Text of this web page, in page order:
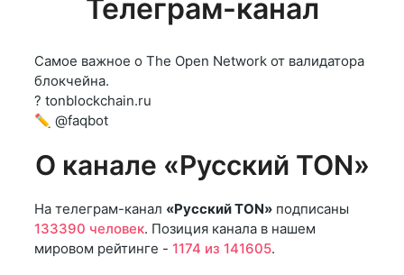
Телеграм-канал
Самое важное о The Open Network от валидатора
блокчейна.
? tonblockchain.ru
✏️ @faqbot
О канале «Русский TON»
На телеграм-канал «Русский TON» подписаны
133390 человек. Позиция канала в нашем
мировом рейтинге - 1174 из 141605.